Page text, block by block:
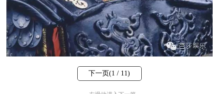
下一页(1 / 11)